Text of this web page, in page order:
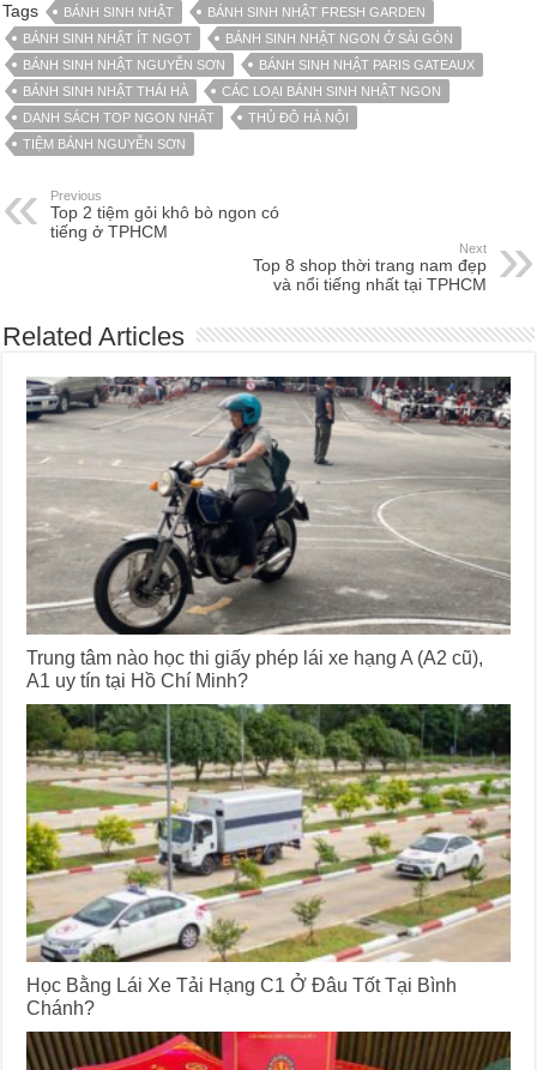
Tags BÁNH SINH NHẬT
BÁNH SINH NHẬT FRESH GARDEN
BÁNH SINH NHẬT ÍT NGỌT
BÁNH SINH NHẬT NGON Ở SÀI GÒN
BÁNH SINH NHẬT NGUYỄN SƠN
BÁNH SINH NHẬT PARIS GATEAUX
BÁNH SINH NHẬT THÁI HÀ
CÁC LOẠI BÁNH SINH NHẬT NGON
DANH SÁCH TOP NGON NHẤT
THỦ ĐÔ HÀ NỘI
TIỆM BÁNH NGUYỄN SƠN
Previous
Top 2 tiệm gỏi khô bò ngon có
tiếng ở TPHCM
Next
Top 8 shop thời trang nam đẹp
và nổi tiếng nhất tại TPHCM
Related Articles
Trung tâm nào học thi giấy phép lái xe hạng A (A2 cũ),
A1 uy tín tại Hồ Chí Minh?
Học Bằng Lái Xe Tải Hạng C1 Ở Đâu Tốt Tại Bình
Chánh?